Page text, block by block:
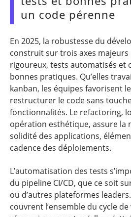
un code pérenne
En 2025, la robustesse du
construit sur trois axes
rigoureux, tests automatisés et
bonnes pratiques. Qu’elles
kanban, les équipes favorisent
restructurer le code sans
fonctionnalités. Le refactoring,
opération esthétique, assure la
solidité des applications,
cadence des déploiements.
L’automatisation des tests
du pipeline CI/CD, que ce soit
ou d’autres plateformes
couvrent l’ensemble du cycle